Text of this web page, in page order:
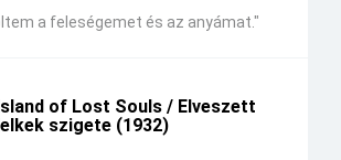
a feleségemet és az anyámat."
of Lost Souls / Elveszett
szigete (1932)